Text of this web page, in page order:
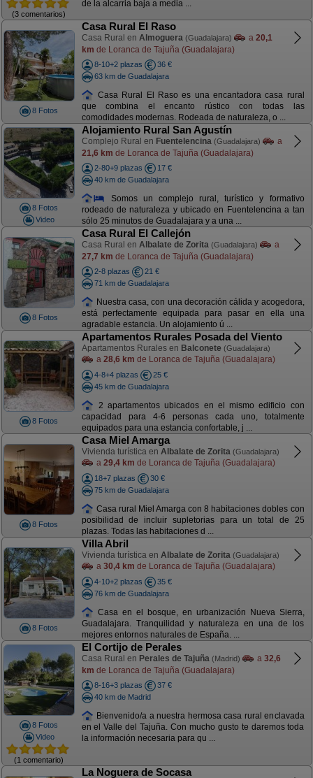
(3 comentarios)
de la alcarria baja a media ...
8 Fotos
Casa Rural El Raso
Casa Rural en Almoguera (Guadalajara) a 20,1
km de Loranca de Tajuña (Guadalajara)
8-10+2 plazas
36 €
63 km de Guadalajara
Casa Rural El Raso es una encantadora casa rural
que combina el encanto rústico con todas las
comodidades modernas. Rodeada de naturaleza, o ...
8 Fotos
Video
Alojamiento Rural San Agustín
Complejo Rural en Fuentelencina (Guadalajara)
a
21,6 km de Loranca de Tajuña (Guadalajara)
2-80+9 plazas
17 €
40 km de Guadalajara
Somos un complejo rural, turístico y formativo
rodeado de naturaleza y ubicado en Fuentelencina a tan
sólo 25 minutos de Guadalajara y a una ...
8 Fotos
Casa Rural El Callejón
Casa Rural en Albalate de Zorita (Guadalajara)
a
27,7 km de Loranca de Tajuña (Guadalajara)
2-8 plazas
21 €
71 km de Guadalajara
Nuestra casa, con una decoración cálida y acogedora,
está perfectamente equipada para pasar en ella una
agradable estancia. Un alojamiento ú ...
8 Fotos
Apartamentos Rurales Posada del Viento
Apartamentos Rurales en Balconete (Guadalajara)
a 28,6 km de Loranca de Tajuña (Guadalajara)
4-8+4 plazas
25 €
45 km de Guadalajara
2 apartamentos ubicados en el mismo edificio con
capacidad para 4-6 personas cada uno, totalmente
equipados para una estancia confortable, j ...
8 Fotos
Casa Miel Amarga
Vivienda turística en Albalate de Zorita (Guadalajara)
a 29,4 km de Loranca de Tajuña (Guadalajara)
18+7 plazas
30 €
75 km de Guadalajara
Casa rural Miel Amarga con 8 habitaciones dobles con
posibilidad de incluir supletorias para un total de 25
plazas. Todas las habitaciones d ...
8 Fotos
Villa Abril
Vivienda turística en Albalate de Zorita (Guadalajara)
a 30,4 km de Loranca de Tajuña (Guadalajara)
4-10+2 plazas
35 €
76 km de Guadalajara
Casa en el bosque, en urbanización Nueva Sierra,
Guadalajara. Tranquilidad y naturaleza en una de los
mejores entornos naturales de España. ...
8 Fotos
Video
(1 comentario)
El Cortijo de Perales
Casa Rural en Perales de Tajuña (Madrid) a 32,6
km de Loranca de Tajuña (Guadalajara)
8-16+3 plazas
37 €
40 km de Madrid
Bienvenido/a a nuestra hermosa casa rural enclavada
en el Valle del Tajuña. Con mucho gusto te daremos toda
la información necesaria para qu ...
La Noguera de Socasa